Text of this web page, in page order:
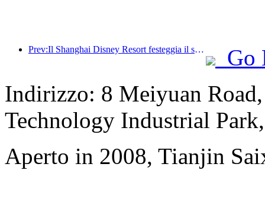
Prev:Il Shanghai Disney Resort festeggia il suo decimo anniversario, avendo accolto finora oltre 100 milioni di visitatori.
Go
Indirizzo: 8 Meiyuan
Technology Industrial
Aperto in 2008, Tianjin